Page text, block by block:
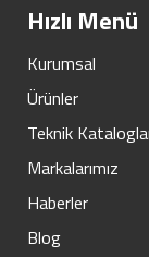
Hızlı Menü
Kurumsal
Ürünler
Teknik
Markalarımız
Haberler
Blog